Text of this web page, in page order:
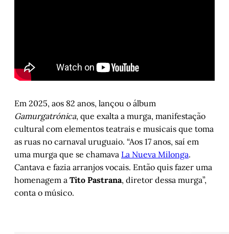
Em 2025, aos 82 anos, lançou o álbum
Gamurgatrónica, que exalta a murga, manifestação
cultural com elementos teatrais e musicais que toma
as ruas no carnaval uruguaio. “Aos 17 anos, saí em
uma murga que se chamava La Nueva Milonga.
Cantava e fazia arranjos vocais. Então quis fazer uma
homenagem a Tito Pastrana, diretor dessa murga”,
conta o músico.